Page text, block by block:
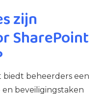
zijn
SharePoint
biedt beheerders een
en beveiligingstaken